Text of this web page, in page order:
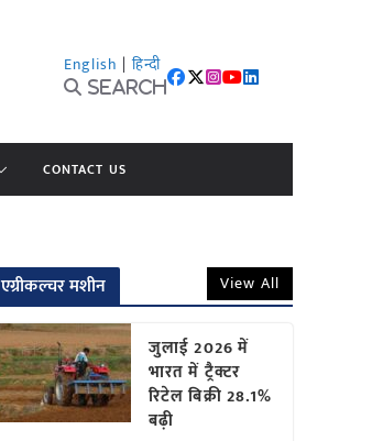
English | हिन्दी
Search
CONTACT US
एग्रीकल्चर मशीन View All
जुलाई 2026 में
भारत में ट्रैक्टर
रिटेल बिक्री 28.1%
बढ़ी